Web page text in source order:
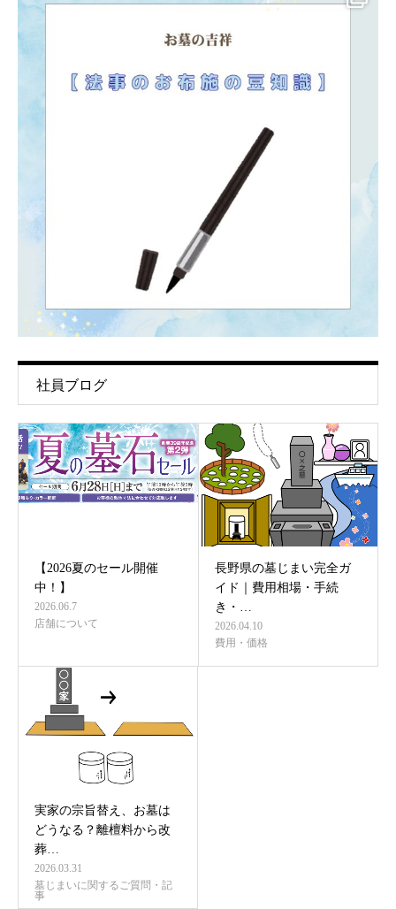
社員ブログ
【2026夏のセール開催
中！】
2026.06.7
店舗について
長野県の墓じまい完全ガ
イド｜費用相場・手続
き・…
2026.04.10
費用・価格
実家の宗旨替え、お墓は
どうなる？離檀料から改
葬…
2026.03.31
墓じまいに関するご質問・記
事